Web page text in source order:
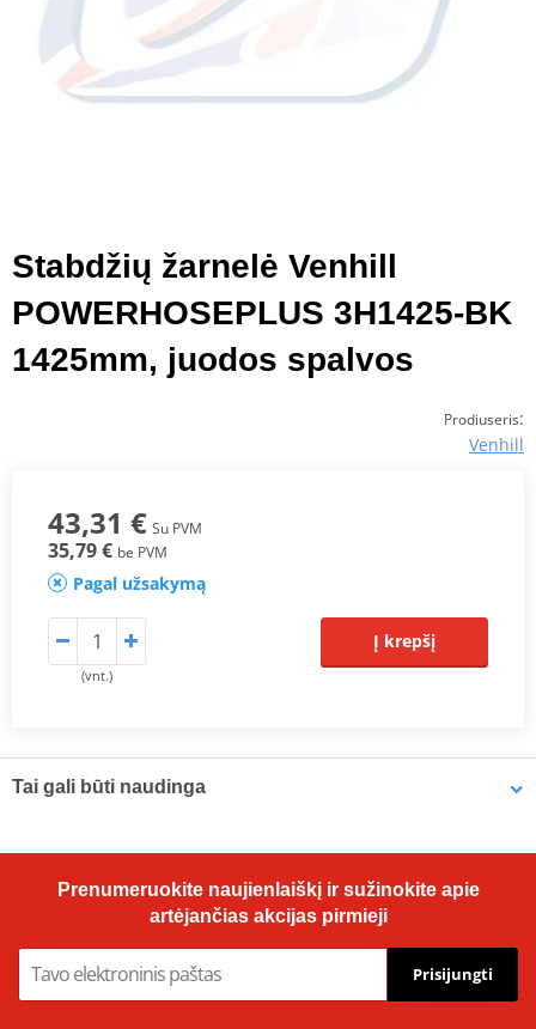
Stabdžių žarnelė Venhill
POWERHOSEPLUS 3H1425-BK
1425mm, juodos spalvos
Prodiuseris:
Venhill
43,31 € Su PVM
35,79 € be PVM
Pagal užsakymą
(vnt.)
Į krepšį
Tai gali būti naudinga
Prenumeruokite naujienlaiškį ir sužinokite apie
artėjančias akcijas pirmieji
Prisijungti